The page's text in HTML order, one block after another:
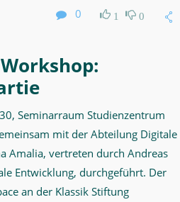
0
1 0
Seminarraum Studienzentrum
mit der Abteilung Digitale
Amalia, vertreten durch Andreas
Entwicklung, durchgeführt. Der
an der Klassik Stiftung